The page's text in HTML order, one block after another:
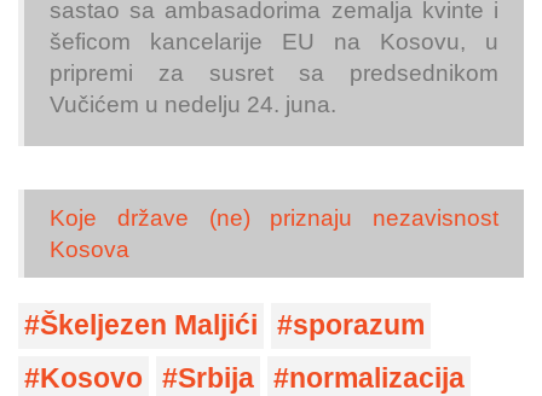
sastao sa ambasadorima zemalja kvinte i
šeficom kancelarije EU na Kosovu, u
pripremi za susret sa predsednikom
Vučićem u nedelju 24. juna.
Koje države (ne) priznaju nezavisnost
Kosova
Škeljezen Maljići
sporazum
Kosovo
Srbija
normalizacija